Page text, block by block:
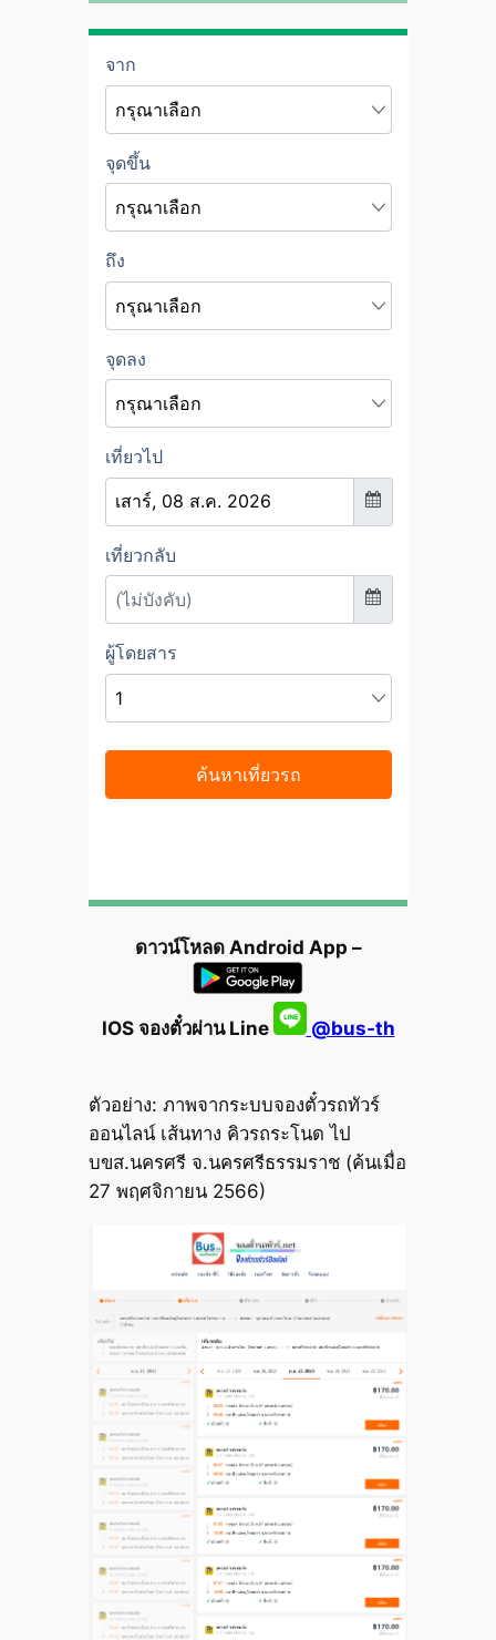
ดาวน์โหลด Android App –
IOS จองตั๋วผ่าน Line @bus-th
ตัวอย่าง: ภาพจากระบบจองตั๋วรถทัวร์
ออนไลน์ เส้นทาง คิวรถระโนด ไป
บขส.นครศรี จ.นครศรีธรรมราช (ค้นเมื่อ
27 พฤศจิกายน 2566)